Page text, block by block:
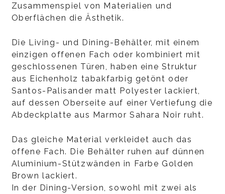
Zusammenspiel von Materialien und
Oberflächen die Ästhetik.
Die Living- und Dining-Behälter, mit einem
einzigen offenen Fach oder kombiniert mit
geschlossenen Türen, haben eine Struktur
aus Eichenholz tabakfarbig getönt oder
Santos-Palisander matt Polyester lackiert,
auf dessen Oberseite auf einer Vertiefung die
Abdeckplatte aus Marmor Sahara Noir ruht.
Das gleiche Material verkleidet auch das
offene Fach. Die Behälter ruhen auf dünnen
Aluminium-Stützwänden in Farbe Golden
Brown lackiert.
In der Dining-Version, sowohl mit zwei als